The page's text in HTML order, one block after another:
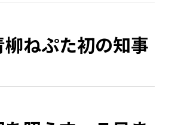
ねぷた初の知事